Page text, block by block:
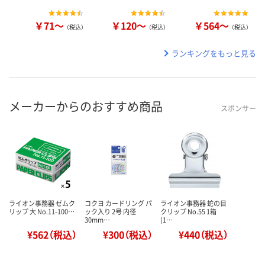
￥71～ （税込） ￥120～ （税込） ￥564～ （税込）
ランキングをもっと見る
メーカーからのおすすめ商品 スポンサー
ライオン事務器 ゼムク
リップ 大 No.11-100…
¥562（税込）
コクヨ カードリング パ
ック入り 2号 内径
30mm…
¥300（税込）
ライオン事務器 蛇の目
クリップ No.55 1箱
(1…
¥440（税込）